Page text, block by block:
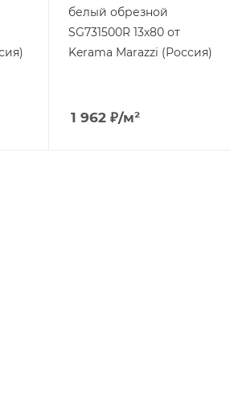
белый обрезной
SG731500R 13x80 от
Kerama Marazzi (Россия)
1 962₽/м²